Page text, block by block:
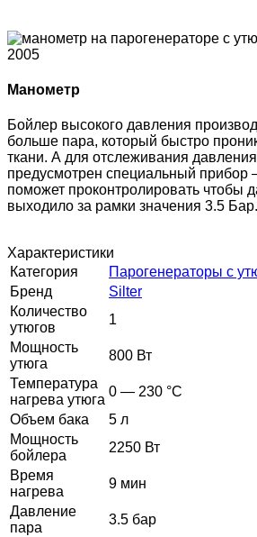
Манометр
Бойлер высокого давления
больше пара, который быстро
ткани. А для отслеживания
предусмотрен специальный прибор
поможет проконтролировать чтобы
выходило за рамки значения 3.5 Бар.
Характеристики
Категория
Парогенераторы с
Бренд
Silter
Количество
утюгов
1
Мощность
утюга
800 Вт
Температура
нагрева утюга
0 — 230 °C
Объем бака
5 л
Мощность
бойлера
2250 Вт
Время
нагрева
9 мин
Давление
пара
3.5 бар